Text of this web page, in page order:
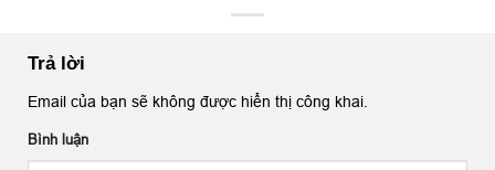
Trả lời
Email của bạn sẽ không được hiển thị công khai.
Bình luận